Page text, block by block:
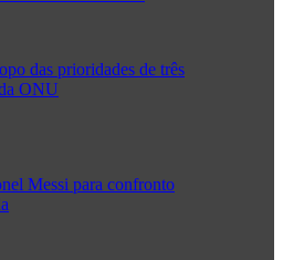
das prioridades de três
ONU
Messi para confronto